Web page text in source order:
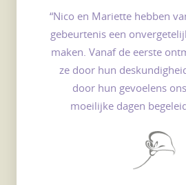
“Nico en Mariette hebben
gebeurtenis een
maken. Vanaf de eerste
ze door hun
door hun gevoelens
moeilijke dagen